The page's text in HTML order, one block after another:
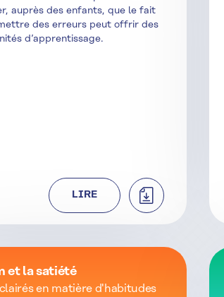
auprès des enfants, que le fait
des erreurs peut offrir des
d’apprentissage.
LIRE TÉLÉCHARGER
et la satiété
en matière d'habitudes